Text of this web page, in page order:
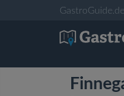
GastroGuide.de